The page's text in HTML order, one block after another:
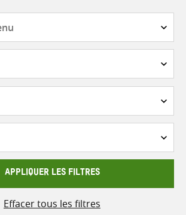
contenu
APPLIQUER LES FILTRES
Effacer tous les filtres